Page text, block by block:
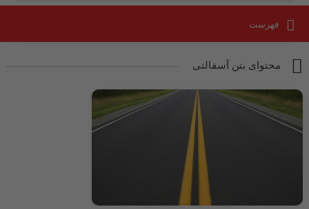
فهرست
محتوای بتن آسفالتی